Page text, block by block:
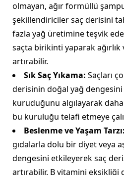
olmayan, ağır formüllü
şekillendiriciler saç derisini
fazla yağ üretimine teşvik
saçta birikinti yaparak ağırlık
artırabilir.
Sık Saç Yıkama: Saçları
derisinin doğal yağ
kuruduğunu algılayarak
bu kuruluğu telafi etmeye
Beslenme ve Yaşam Tarzı:
gıdalarla dolu bir diyet veya
dengesini etkileyerek saç
artırabilir. B vitamini eksikliği